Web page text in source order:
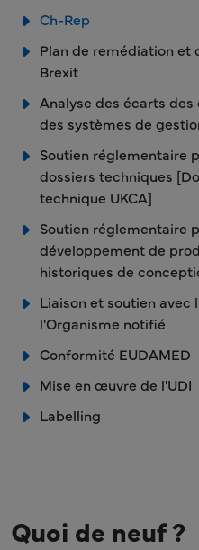
Ch-Rep
Plan de remédiation et
Brexit
Analyse des écarts
des systèmes de
Soutien réglementaire
dossiers techniques
technique UKCA]
Soutien réglementaire
développement de
historiques de
Liaison et soutien avec
l'Organisme notifié
Conformité EUDAMED
Mise en œuvre de l'UDI
Labelling
Quoi de neuf ?